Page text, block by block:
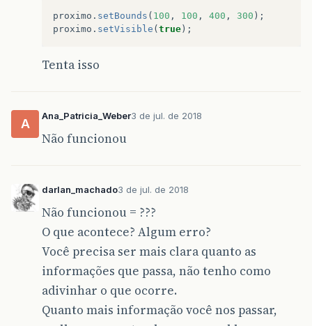
proximo . setBounds ( 100 , 100 , 400 , 300 );
proximo . setVisible ( true );
Tenta isso
A
Ana_Patricia_Weber3 de jul. de 2018
Não funcionou
darlan_machado3 de jul. de 2018
Não funcionou = ???
O que acontece? Algum erro?
Você precisa ser mais clara quanto as
informações que passa, não tenho como
adivinhar o que ocorre.
Quanto mais informação você nos passar,